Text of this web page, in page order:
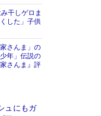
干しゲロま
した」子供
さんま」の
年」伝説の
さんま』評
ラー1
かれたマ
ュにもガ